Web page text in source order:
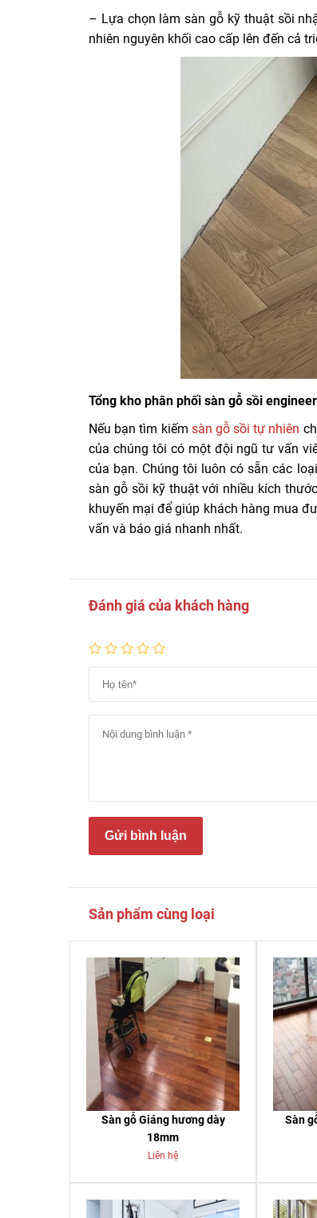
– Lựa chọn làm sàn gỗ kỹ thuật sồi
nhiên nguyên khối cao cấp lên đến cả
Tổng kho phân phối sàn gỗ sồi
Nếu bạn tìm kiếm sàn gỗ sồi tự nhiên
của chúng tôi có một đội ngũ tư vấn
của bạn. Chúng tôi luôn có sẵn các
sàn gỗ sồi kỹ thuật với nhiều kích
khuyến mại để giúp khách hàng mua
vấn và báo giá nhanh nhất.
Đánh giá của khách hàng
Gửi bình luận
Sản phẩm cùng loại
Sàn gỗ Giáng hương dày
18mm
Liên hệ
Sàn